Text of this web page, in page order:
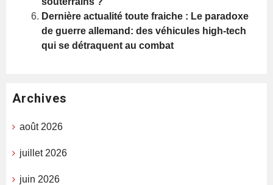
Dernière actualité toute fraiche : Le paradoxe
de guerre allemand: des véhicules high-tech
qui se détraquent au combat
Archives
août 2026
juillet 2026
juin 2026